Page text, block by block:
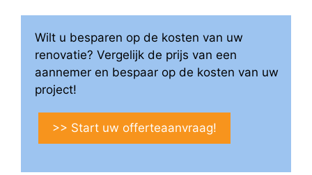
Wilt u besparen op de kosten van uw
renovatie? Vergelijk de prijs van een
aannemer en bespaar op de kosten van uw
project!
>> Start uw offerteaanvraag!